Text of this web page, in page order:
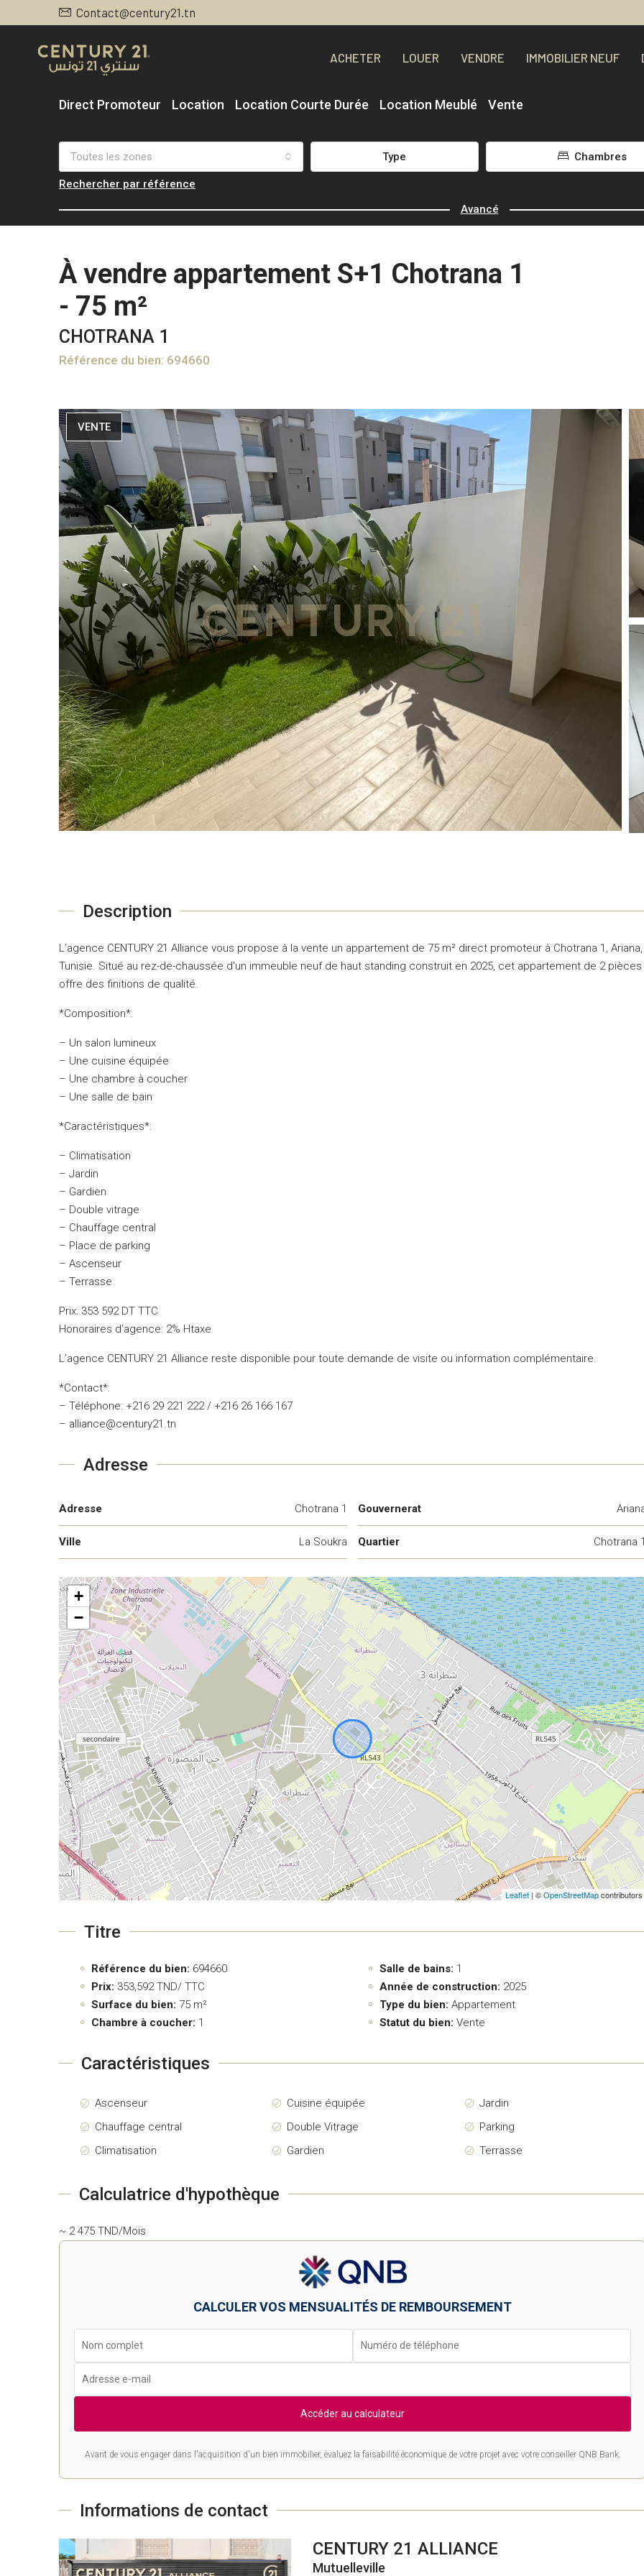
Contact@century21.tn
ACHETER LOUER VENDRE IMMOBILIER NEUF
Direct Promoteur Location Location Courte Durée Location Meublé Vente
Toutes les zones Type Chambres
Rechercher par référence
Avancé
À vendre appartement S+1 Chotrana 1
- 75 m²
CHOTRANA 1
Référence du bien: 694660
VENTE
Description
L’agence CENTURY 21 Alliance vous propose à la vente un appartement de 75 m² direct promoteur à Chotrana 1, Ariana,
Tunisie. Situé au rez-de-chaussée d’un immeuble neuf de haut standing construit en 2025, cet appartement de 2 pièces
offre des finitions de qualité.
*Composition*:
– Un salon lumineux
– Une cuisine équipée
– Une chambre à coucher
– Une salle de bain
*Caractéristiques*:
– Climatisation
– Jardin
– Gardien
– Double vitrage
– Chauffage central
– Place de parking
– Ascenseur
– Terrasse
Prix: 353 592 DT TTC
Honoraires d’agence: 2% Htaxe
L’agence CENTURY 21 Alliance reste disponible pour toute demande de visite ou information complémentaire.
*Contact*:
– Téléphone: +216 29 221 222 / +216 26 166 167
– alliance@century21.tn
Adresse
Adresse Chotrana 1
Ville La Soukra
Gouvernerat
Quartier Chotrana
+
−
Leaflet | ©OpenStreetMapcontributors
Titre
Référence du bien: 694660
Prix: 353,592TND/ TTC
Surface du bien: 75 m²
Chambre à coucher: 1
Salle de bains: 1
Année de construction: 2025
Type du bien: Appartement
Statut du bien: Vente
Caractéristiques
Ascenseur
Chauffage central
Climatisation
Cuisine équipée
Double Vitrage
Gardien
Jardin
Parking
Terrasse
Calculatrice d'hypothèque
~ 2 475 TND/Mois
CALCULER VOS MENSUALITÉS DE REMBOURSEMENT
Accéder au calculateur
Avant de vous engager dans l'acquisition d'un bien immobilier, évaluez la faisabilité économique de votre projet avec votre conseiller QNB Bank.
Informations de contact
CENTURY 21 ALLIANCE
Mutuelleville